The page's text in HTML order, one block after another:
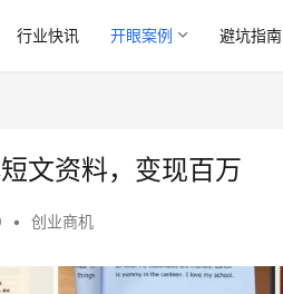
行业快讯 开眼案例 避坑指南
文资料，变现百万
• 创业商机